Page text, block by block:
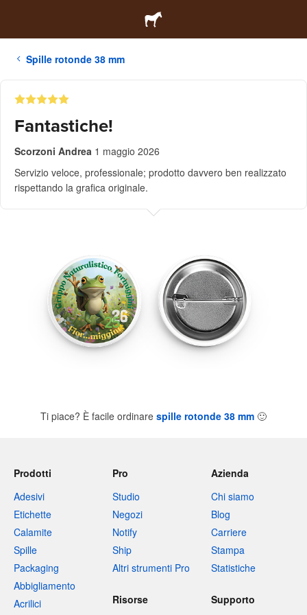
Spille rotonde 38 mm
Fantastiche!
Scorzoni Andrea 1 maggio 2026
Servizio veloce, professionale; prodotto davvero ben realizzato
rispettando la grafica originale.
Ti piace? È facile ordinare spille rotonde 38 mm 🙂
Prodotti
Adesivi
Etichette
Calamite
Spille
Packaging
Abbigliamento
Acrilici
Pro
Studio
Negozi
Notify
Ship
Altri strumenti Pro
Azienda
Chi siamo
Blog
Carriere
Stampa
Statistiche
Risorse Supporto